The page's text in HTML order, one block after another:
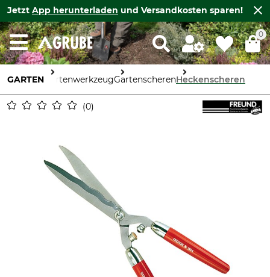
Jetzt App herunterladen und Versandkosten sparen!
0
GARTEN GartenwerkzeugGartenscherenHeckenscheren
0